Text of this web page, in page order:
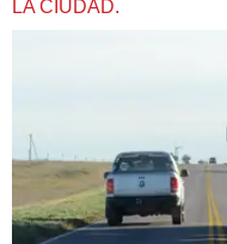
LA CIUDAD.